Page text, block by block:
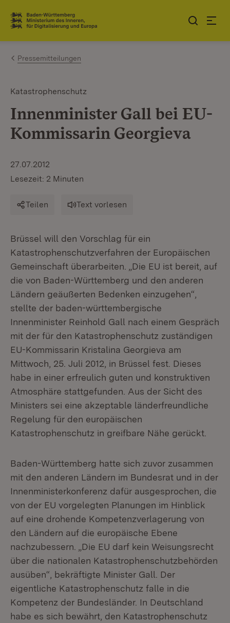
Zum Inhalt springen
Link zur Startseite
Pressemitteilungen
Katastrophenschutz
Innenminister Gall bei EU-
Kommissarin Georgieva
27.07.2012
Lesezeit: 2 Minuten
Teilen Text vorlesen
Brüssel will den Vorschlag für ein
Katastrophenschutzverfahren der Europäischen
Gemeinschaft überarbeiten. „Die EU ist bereit, auf
die von Baden-Württemberg und den anderen
Ländern geäußerten Bedenken einzugehen“,
stellte der baden-württembergische
Innenminister Reinhold Gall nach einem Gespräch
mit der für den Katastrophenschutz zuständigen
EU-Kommissarin Kristalina Georgieva am
Mittwoch, 25. Juli 2012, in Brüssel fest. Dieses
habe in einer erfreulich guten und konstruktiven
Atmosphäre stattgefunden. Aus der Sicht des
Ministers sei eine akzeptable länderfreundliche
Regelung für den europäischen
Katastrophenschutz in greifbare Nähe gerückt.
Baden-Württemberg hatte sich zuvor zusammen
mit den anderen Ländern im Bundesrat und in der
Innenministerkonferenz dafür ausgesprochen, die
von der EU vorgelegten Planungen im Hinblick
auf eine drohende Kompetenzverlagerung von
den Ländern auf die europäische Ebene
nachzubessern. „Die EU darf kein Weisungsrecht
über die nationalen Katastrophenschutzbehörden
ausüben“, bekräftigte Minister Gall. Der
eigentliche Katastrophenschutz falle in die
Kompetenz der Bundesländer. In Deutschland
habe es sich bewährt, den Katastrophenschutz